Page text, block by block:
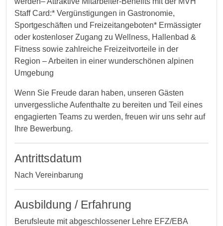
Staff Card:* Vergünstigungen in Gastronomie,
Sportgeschäften und Freizeitangeboten* Ermässigter
oder kostenloser Zugang zu Wellness, Hallenbad &
Fitness sowie zahlreiche Freizeitvorteile in der
Region – Arbeiten in einer wunderschönen alpinen
Umgebung
Wenn Sie Freude daran haben, unseren Gästen
unvergessliche Aufenthalte zu bereiten und Teil eines
engagierten Teams zu werden, freuen wir uns sehr auf
Ihre Bewerbung.
Antrittsdatum
Nach Vereinbarung
Ausbildung / Erfahrung
Berufsleute mit abgeschlossener Lehre EFZ/EBA